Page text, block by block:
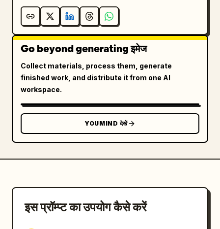
Go beyond generating इमेज
Collect materials, process them, generate
finished work, and distribute it from one AI
workspace.
YOUMIND देखें
इस प्रॉम्प्ट का उपयोग कैसे करें